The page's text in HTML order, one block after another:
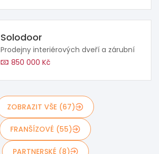
Solodoor
Prodejny interiérových dveří a zárubní
850 000 Kč
ZOBRAZIT VŠE (67)
FRANŠÍZOVÉ (55)
PARTNERSKÉ (8)